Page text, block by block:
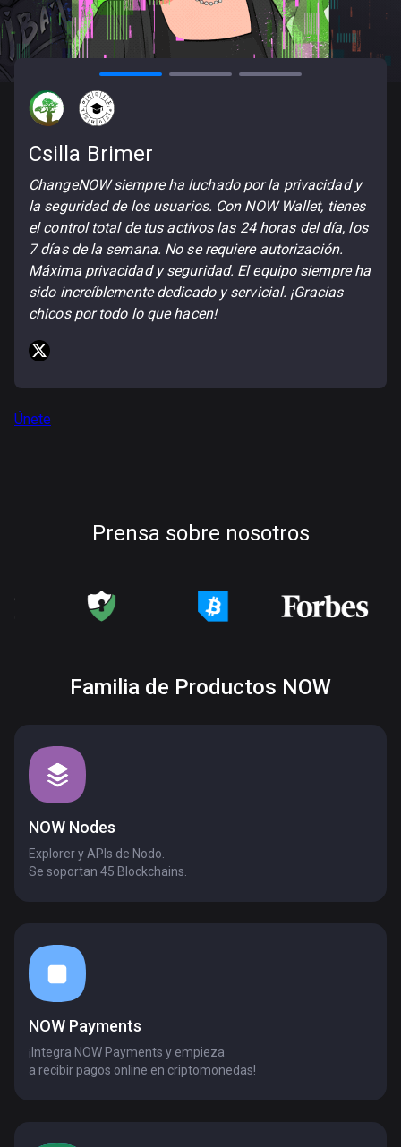
Csilla Brimer
ChangeNOW siempre ha luchado por la privacidad y
la seguridad de los usuarios. Con NOW Wallet, tienes
el control total de tus activos las 24 horas del día, los
7 días de la semana. No se requiere autorización.
Máxima privacidad y seguridad. El equipo siempre ha
sido increíblemente dedicado y servicial. ¡Gracias
chicos por todo lo que hacen!
Cassio Gusson
Uso NOW Wallet todos los días para transferir y
recibir mis activos. Es simple y fácil de usar, además
de ser segura. Como tengo que moverme entre
diferentes países, NOW Wallet me ayuda a tener
siempre mis fondos conmigo de manera rápida y
fácil. No estoy restringido por limitaciones de IP ni
por procesos burocráticos de KYC.
$SHIB Knight
Comprar criptomonedas con fiat, staking, sección de
wallet para NFTs y soporte en vivo por chat son
algunas de las funciones exclusivas de NOW Wallet.
Los entusiastas de las criptomonedas lo adorarán.
Únete
Prensa sobre nosotros
Familia de Productos NOW
NOW Nodes
Explorer y APIs de Nodo.
Se soportan 45 Blockchains.
NOW Payments
¡Integra NOW Payments y empieza
a recibir pagos online en criptomonedas!